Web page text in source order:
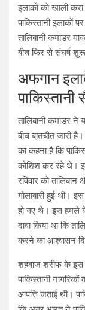
इलाकों को खाली करा
पाकिस्‍तानी इलाकों
तालिबानी कमांडर
बीच फिर से संघर्ष शुरू
अफगान
पाकिस्‍तानी
तालिबानी कमांडर ने
बीच बातचीत जारी
का कहना है कि
कोशिश कर रहे थे।
रविवार को
गोलाबारी हुई थी।
हो गए थे। इस हमले
दावा किया था कि
करने का आश्‍वासन
शहबाज शरीफ के इस
पाकिस्‍तानी
आपत्ति जताई थी।